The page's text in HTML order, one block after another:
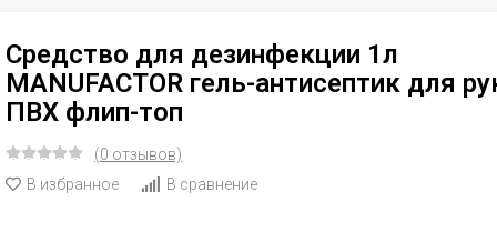
Средство для дезинфекции 1л
MANUFACTOR гель-антисептик для
ПВХ флип-топ
(0 отзывов)
В избранное
В сравнение